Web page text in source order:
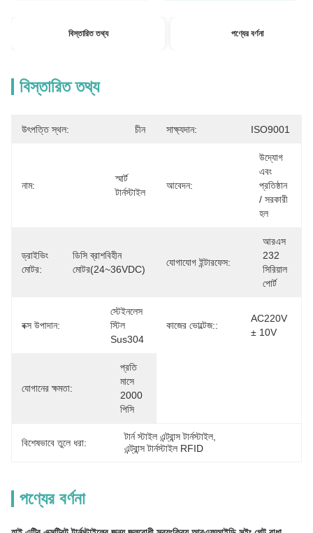
বিস্তারিত তথ্য পণ্যের বর্ণনা
বিস্তারিত তথ্য
উৎপত্তি স্থল: চীন সাক্ষ্যদান: ISO9001
নাম:
স্মার্ট
টার্নস্টাইল
আবেদন:
উদ্যোগ
এবং
প্রতিষ্ঠান
/ সরকারী
হল
ড্রাইভিং
মোটর:
ডিসি ব্রাশবিহীন
মোটর(24~36VDC)
যোগাযোগ ইন্টারফেস:
আরএস
232
সিরিয়াল
পোর্ট
বক্স উপাদান:
স্টেইনলেস
স্টিল
Sus304
কাজের ভোল্টেজ::
AC220V
± 10V
যোগানের ক্ষমতা:
প্রতি
মাসে
2000
পিসি
বিশেষভাবে তুলে ধরা:
টার্ন স্টাইল এন্ট্রান্স টার্নস্টাইল
এন্ট্রান্স টার্নস্টাইল RFID
পণ্যের বর্ণনা